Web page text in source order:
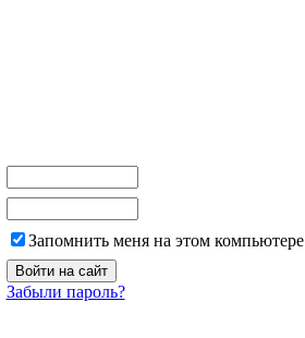
Запомнить меня на этом компьютере
Забыли пароль?